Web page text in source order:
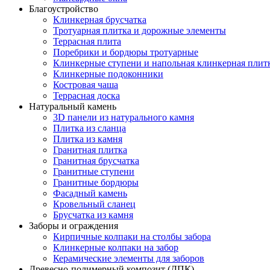
Благоустройство
Клинкерная брусчатка
Тротуарная плитка и дорожные элементы
Террасная плита
Поребрики и бордюры тротуарные
Клинкерные ступени и напольная клинкерная
Клинкерные подоконники
Костровая чаша
Террасная доска
Натуральный камень
3D панели из натурального камня
Плитка из сланца
Плитка из камня
Гранитная плитка
Гранитная брусчатка
Гранитные ступени
Гранитные бордюры
Фасадный камень
Кровельный сланец
Брусчатка из камня
Заборы и ограждения
Кирпичные колпаки на столбы забора
Клинкерные колпаки на забор
Керамические элементы для заборов